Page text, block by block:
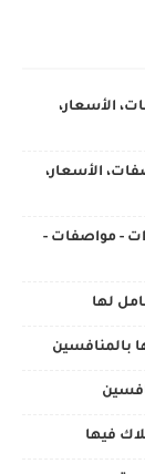
الأسعار،
الأسعار،
2026 عيوب - مميزات - مواصفات -